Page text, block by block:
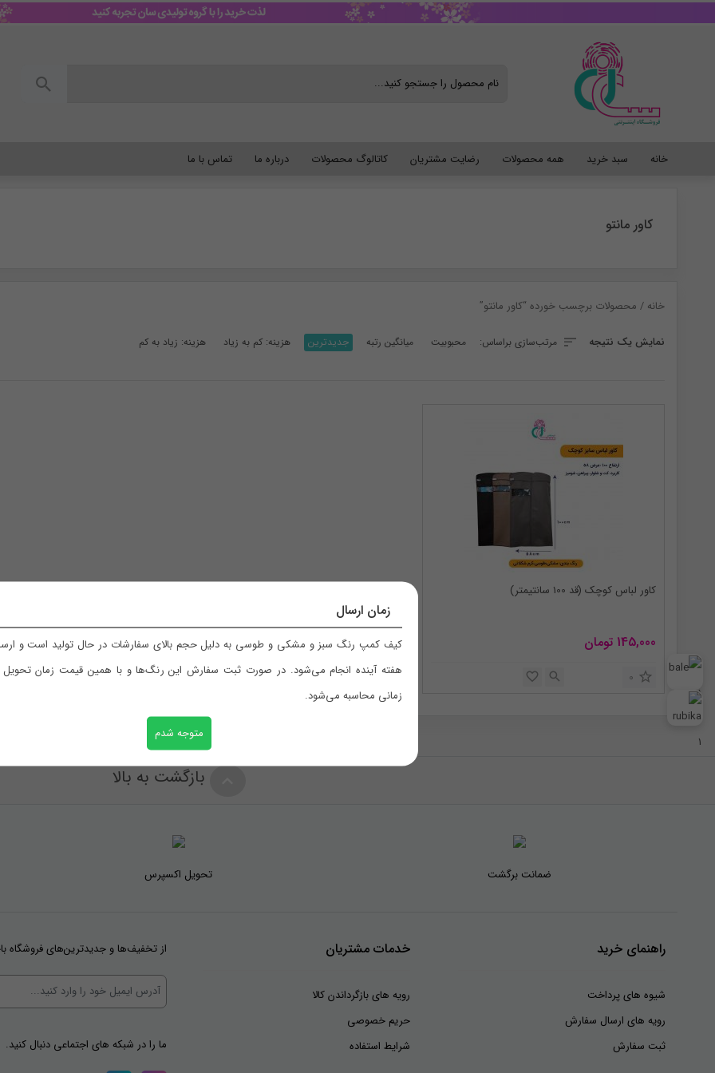
زمان ارسال
کیف کمپ رنگ سبز و مشکی و طوسی به دلیل حجم بالای سفارشات در حال تولید است و
هفته آینده انجام می‌شود. در صورت ثبت سفارش این رنگ‌ها و با همین قیمت زمان تحویل
زمانی محاسبه می‌شود.
متوجه شدم
خانه سبد خرید همه محصولات رضایت مشتریان کاتالوگ محصولات درباره ما تماس با ما
کاور مانتو
خانه / محصولات برچسب خورده “کاور مانتو”
نمایش یک نتیجه مرتب‌سازی براساس: محبوبیت میانگین رتبه جدیدترین هزینه: کم به زیاد هزینه: زیاد به کم
کاور لباس کوچک (قد 100 سانتیمتر)
145,000 تومان
0
بازگشت به بالا
ضمانت برگشت تحویل اکسپرس
راهنمای خرید
شیوه های پرداخت
رویه های ارسال سفارش
ثبت سفارش
خدمات مشتریان
رویه های بازگرداندن کالا
حریم خصوصی
شرایط استفاده
از تخفیف‌ها و جدیدترین‌های فروشگاه
ما را در شبکه های اجتماعی دنبال کنید.